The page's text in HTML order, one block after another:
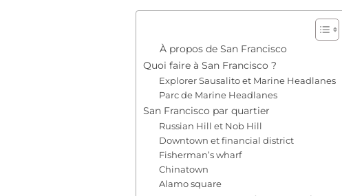
À propos de San Francisco
Quoi faire à San Francisco ?
Explorer Sausalito et Marine Headlanes
Parc de Marine Headlanes
San Francisco par quartier
Russian Hill et Nob Hill
Downtown et financial district
Fisherman’s wharf
Chinatown
Alamo square